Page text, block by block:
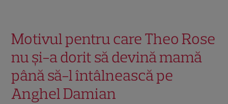
Motivul pentru care Theo Rose
nu și-a dorit să devină mamă
până să-l întâlnească pe
Anghel Damian